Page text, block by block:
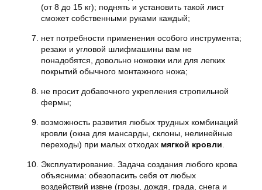
(от 8 до 15 кг); поднять и установить такой лист
сможет собственными руками каждый;
нет потребности применения особого инструмента;
резаки и угловой шлифмашины вам не
понадобятся, довольно ножовки или для легких
покрытий обычного монтажного ножа;
не просит добавочного укрепления стропильной
фермы;
возможность развития любых трудных комбинаций
кровли (окна для мансарды, склоны, нелинейные
переходы) при малых отходах мягкой кровли
Эксплуатирование. Задача создания любого крова
объяснима: обезопасить себя от любых
воздействий извне (грозы, дождя, града, снега и